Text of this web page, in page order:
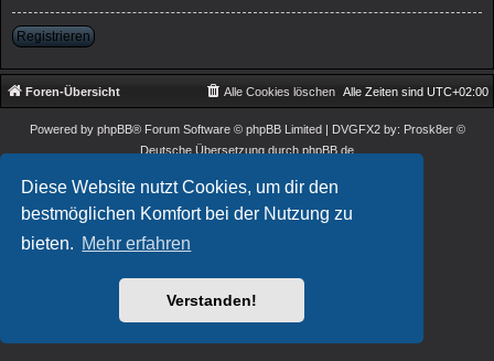
Diese Website nutzt Cookies, um dir den
bestmöglichen Komfort bei der Nutzung zu
bieten. Mehr erfahren
Verstanden!
Registrieren
Foren-Übersicht Alle Zeiten sind UTC+02:00
Alle Cookies löschen
Powered by phpBB® Forum Software © phpBB Limited| DVGFX2 by: Prosk8er©
Deutsche Übersetzung durch phpBB.de